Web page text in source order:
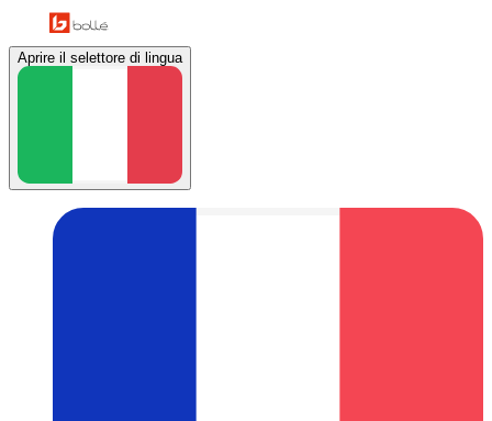
Aprire il selettore di lingua